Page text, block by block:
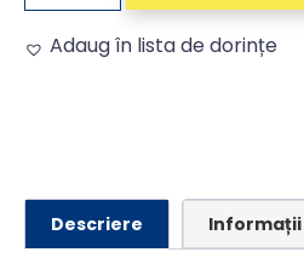
Adaug în lista de dorințe
Descriere